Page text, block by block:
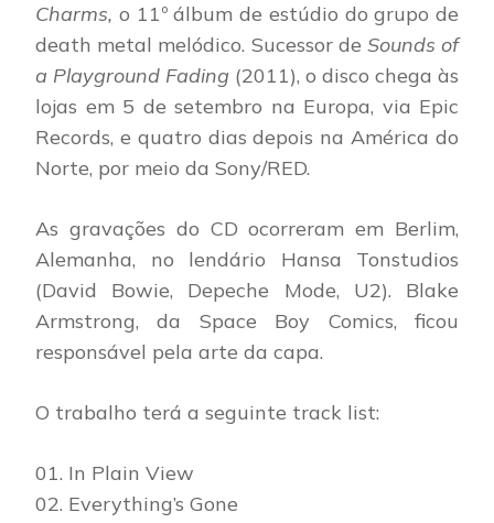
Charms, o 11º álbum de estúdio do grupo de
death metal melódico. Sucessor de Sounds of
a Playground Fading (2011), o disco chega às
lojas em 5 de setembro na Europa, via Epic
Records, e quatro dias depois na América do
Norte, por meio da Sony/RED.
As gravações do CD ocorreram em Berlim,
Alemanha, no lendário Hansa Tonstudios
(David Bowie, Depeche Mode, U2). Blake
Armstrong, da Space Boy Comics, ficou
responsável pela arte da capa.
O trabalho terá a seguinte track list:
01. In Plain View
02. Everything’s Gone